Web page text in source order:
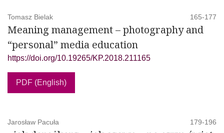
Tomasz Bielak 165-177
Meaning management – photography and
“personal” media education
https://doi.org/10.19265/KP.2018.211165
PDF (English)
Jarosław Pacuła 179-196